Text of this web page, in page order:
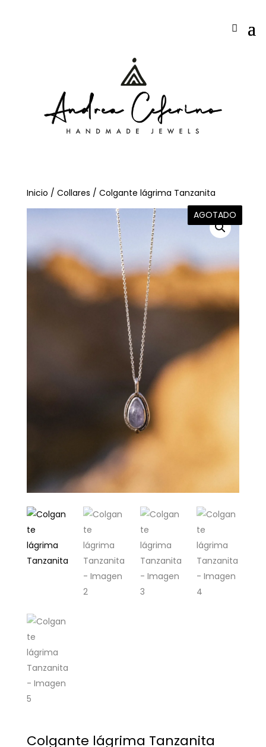
Inicio / Collares / Colgante lágrima Tanzanita
AGOTADO
Colgante lágrima Tanzanita